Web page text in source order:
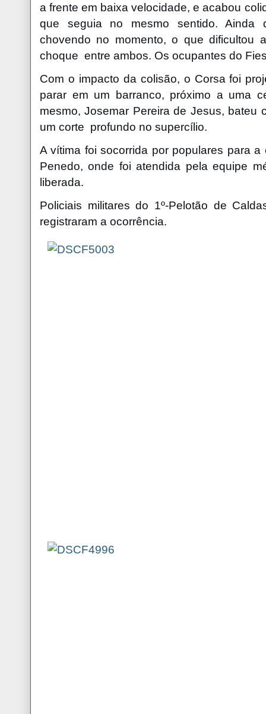
a frente em baixa velocidade, e acabou
que seguia no mesmo sentido. Ainda
chovendo no momento, o que
choque entre ambos. Os ocupantes do
Com o impacto da colisão, o Corsa foi
parar em um barranco, próximo a uma
mesmo, Josemar Pereira de Jesus, bateu
um corte profundo no supercílio.
A vítima foi socorrida por populares para
Penedo, onde foi atendida pela equipe
liberada.
Policiais militares do 1º-Pelotão de
registraram a ocorrência.